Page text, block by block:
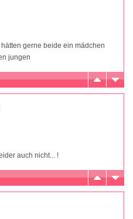
gerne beide ein mädchen
jungen
auch nicht... !